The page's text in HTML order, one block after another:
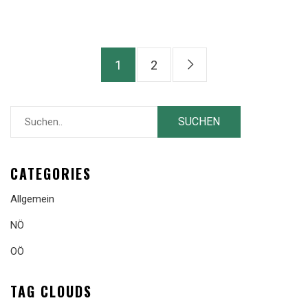
1 2
CATEGORIES
Allgemein
NÖ
OÖ
TAG CLOUDS